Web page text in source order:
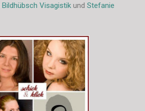
Bildhübsch Visagistik und Stefanie